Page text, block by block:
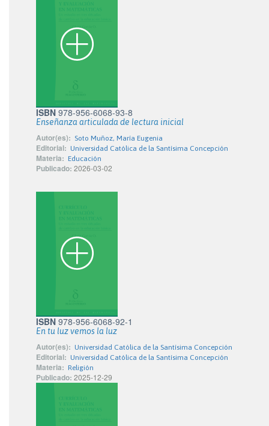
ISBN 978-956-6068-93-8
Enseñanza articulada de lectura inicial
Autor(es): Soto Muñoz, María Eugenia
Editorial: Universidad Católica de la Santísima Concepción
Materia: Educación
Publicado: 2026-03-02
ISBN 978-956-6068-92-1
En tu luz vemos la luz
Autor(es): Universidad Católica de la Santísima Concepción
Editorial: Universidad Católica de la Santísima Concepción
Materia: Religión
Publicado: 2025-12-29